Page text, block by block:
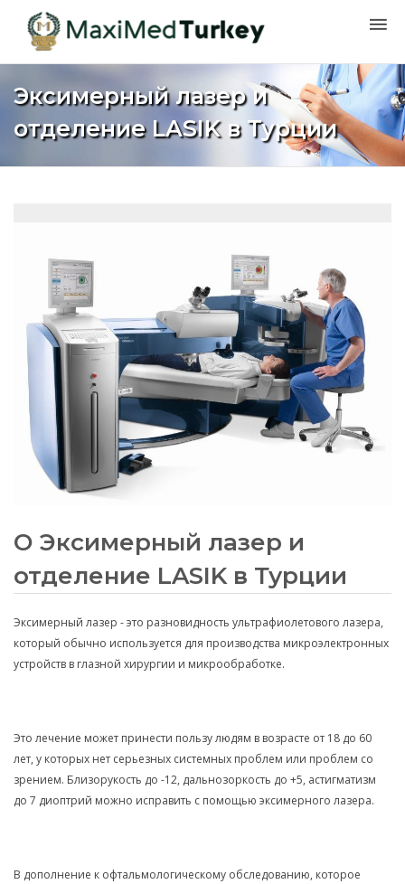
Эксимерный лазер и
отделение LASIK в Турции
О Эксимерный лазер и
отделение LASIK в Турции
Эксимерный лазер - это разновидность ультрафиолетового лазера,
который обычно используется для производства микроэлектронных
устройств в глазной хирургии и микрообработке.
Это лечение может принести пользу людям в возрасте от 18 до 60
лет, у которых нет серьезных системных проблем или проблем со
зрением. Близорукость до -12, дальнозоркость до +5, астигматизм
до 7 диоптрий можно исправить с помощью эксимерного лазера.
В дополнение к офтальмологическому обследованию, которое